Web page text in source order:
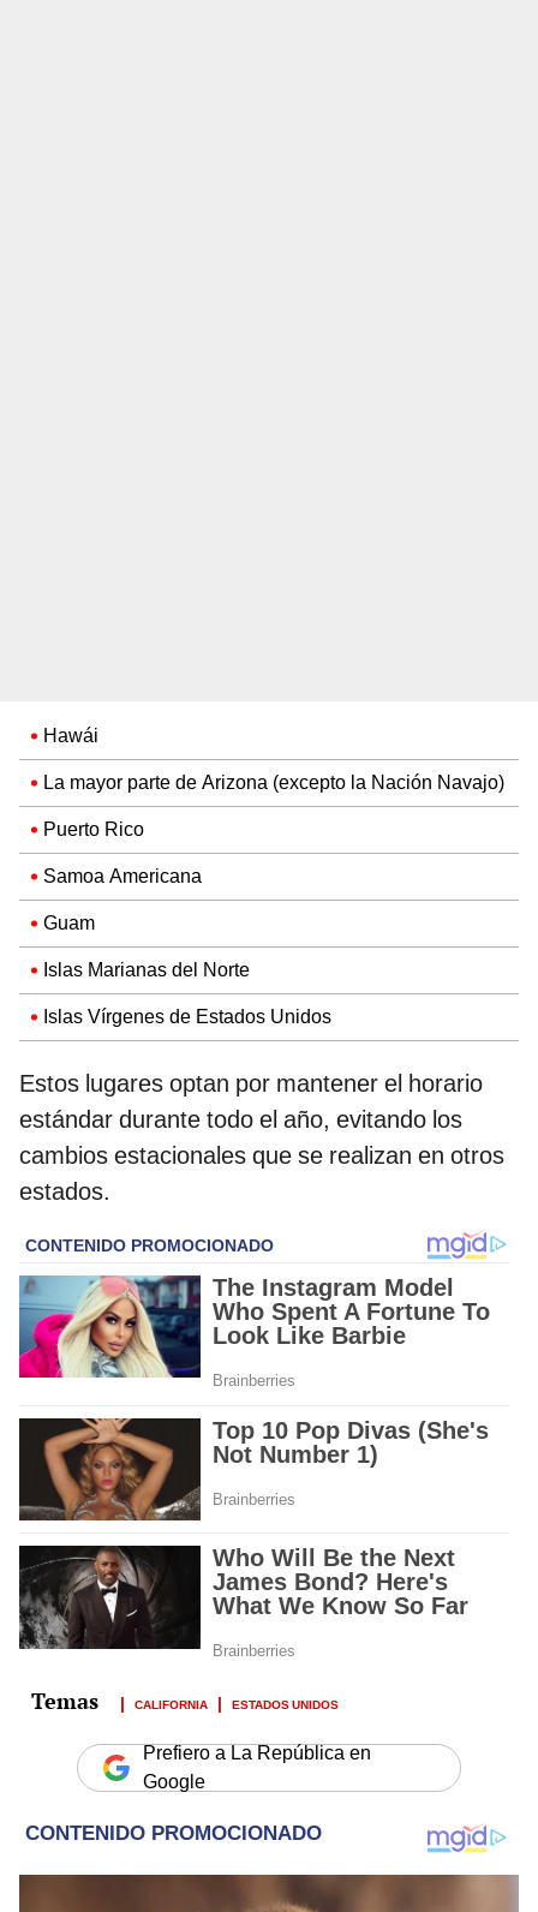
Hawái
La mayor parte de Arizona (excepto la Nación Navajo)
Puerto Rico
Samoa Americana
Guam
Islas Marianas del Norte
Islas Vírgenes de Estados Unidos
Estos lugares optan por mantener el horario
estándar durante todo el año, evitando los
cambios estacionales que se realizan en otros
estados.
CALIFORNIA ESTADOS UNIDOS
Prefiero a La República en
Google